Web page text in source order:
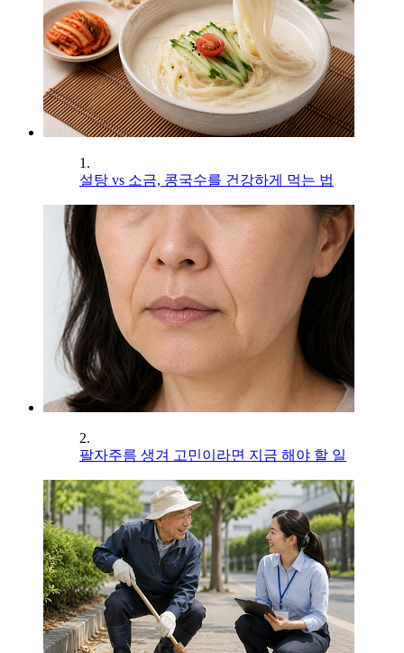
1.
설탕 vs 소금, 콩국수를 건강하게 먹는 법
2.
팔자주름 생겨 고민이라면 지금 해야 할 일